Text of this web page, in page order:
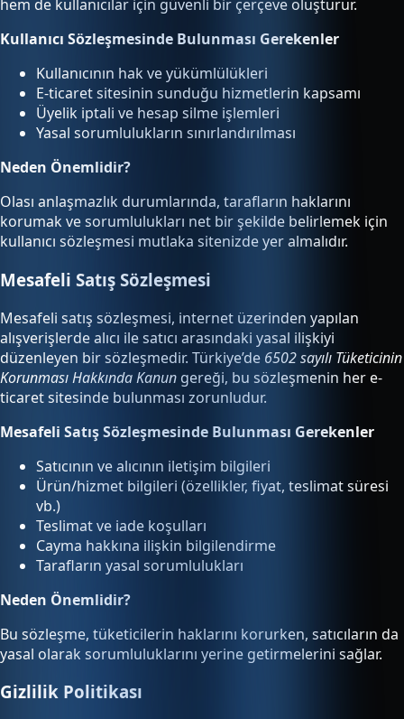
hem de kullanıcılar için güvenli bir çerçeve oluşturur.
Kullanıcı Sözleşmesinde Bulunması Gerekenler
Kullanıcının hak ve yükümlülükleri
E-ticaret sitesinin sunduğu hizmetlerin kapsamı
Üyelik iptali ve hesap silme işlemleri
Yasal sorumlulukların sınırlandırılması
Neden Önemlidir?
Olası anlaşmazlık durumlarında, tarafların haklarını
korumak ve sorumlulukları net bir şekilde belirlemek için
kullanıcı sözleşmesi mutlaka sitenizde yer almalıdır.
Mesafeli Satış Sözleşmesi
Mesafeli satış sözleşmesi, internet üzerinden yapılan
alışverişlerde alıcı ile satıcı arasındaki yasal ilişkiyi
düzenleyen bir sözleşmedir. Türkiye’de 6502 sayılı Tüketicinin
Korunması Hakkında Kanun gereği, bu sözleşmenin her e-
ticaret sitesinde bulunması zorunludur.
Mesafeli Satış Sözleşmesinde Bulunması Gerekenler
Satıcının ve alıcının iletişim bilgileri
Ürün/hizmet bilgileri (özellikler, fiyat, teslimat süresi
vb.)
Teslimat ve iade koşulları
Cayma hakkına ilişkin bilgilendirme
Tarafların yasal sorumlulukları
Neden Önemlidir?
Bu sözleşme, tüketicilerin haklarını korurken, satıcıların da
yasal olarak sorumluluklarını yerine getirmelerini sağlar.
Gizlilik Politikası